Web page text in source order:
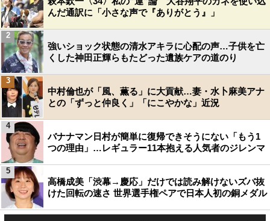
んだ通訳に「小さな声で『ありがとう』」
強いショック状態の清水アキラに心配の声…子供を亡
くした神田正輝らもたどった遺族ケアの道のり
2
中村倫也が「風、薫る」に大貢献…妻・水卜麻美アナ
との「ずっと仲良く」「にこやかな」近況
3
バナナマン日村が簡単に復帰できそうにない「もう1
つの理由」…レギュラー11本抱える人気者のジレンマ
4
高橋成美「渋幕→慶応」だけでは読み解けないズバ抜
けた回転の速さ 世界選手権ペアで日本人初の銅メダル
5